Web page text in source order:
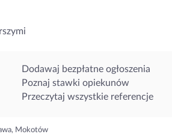
Dodawaj bezpłatne ogłoszenia
Poznaj stawki opiekunów
Przeczytaj wszystkie referencje
Mokotów